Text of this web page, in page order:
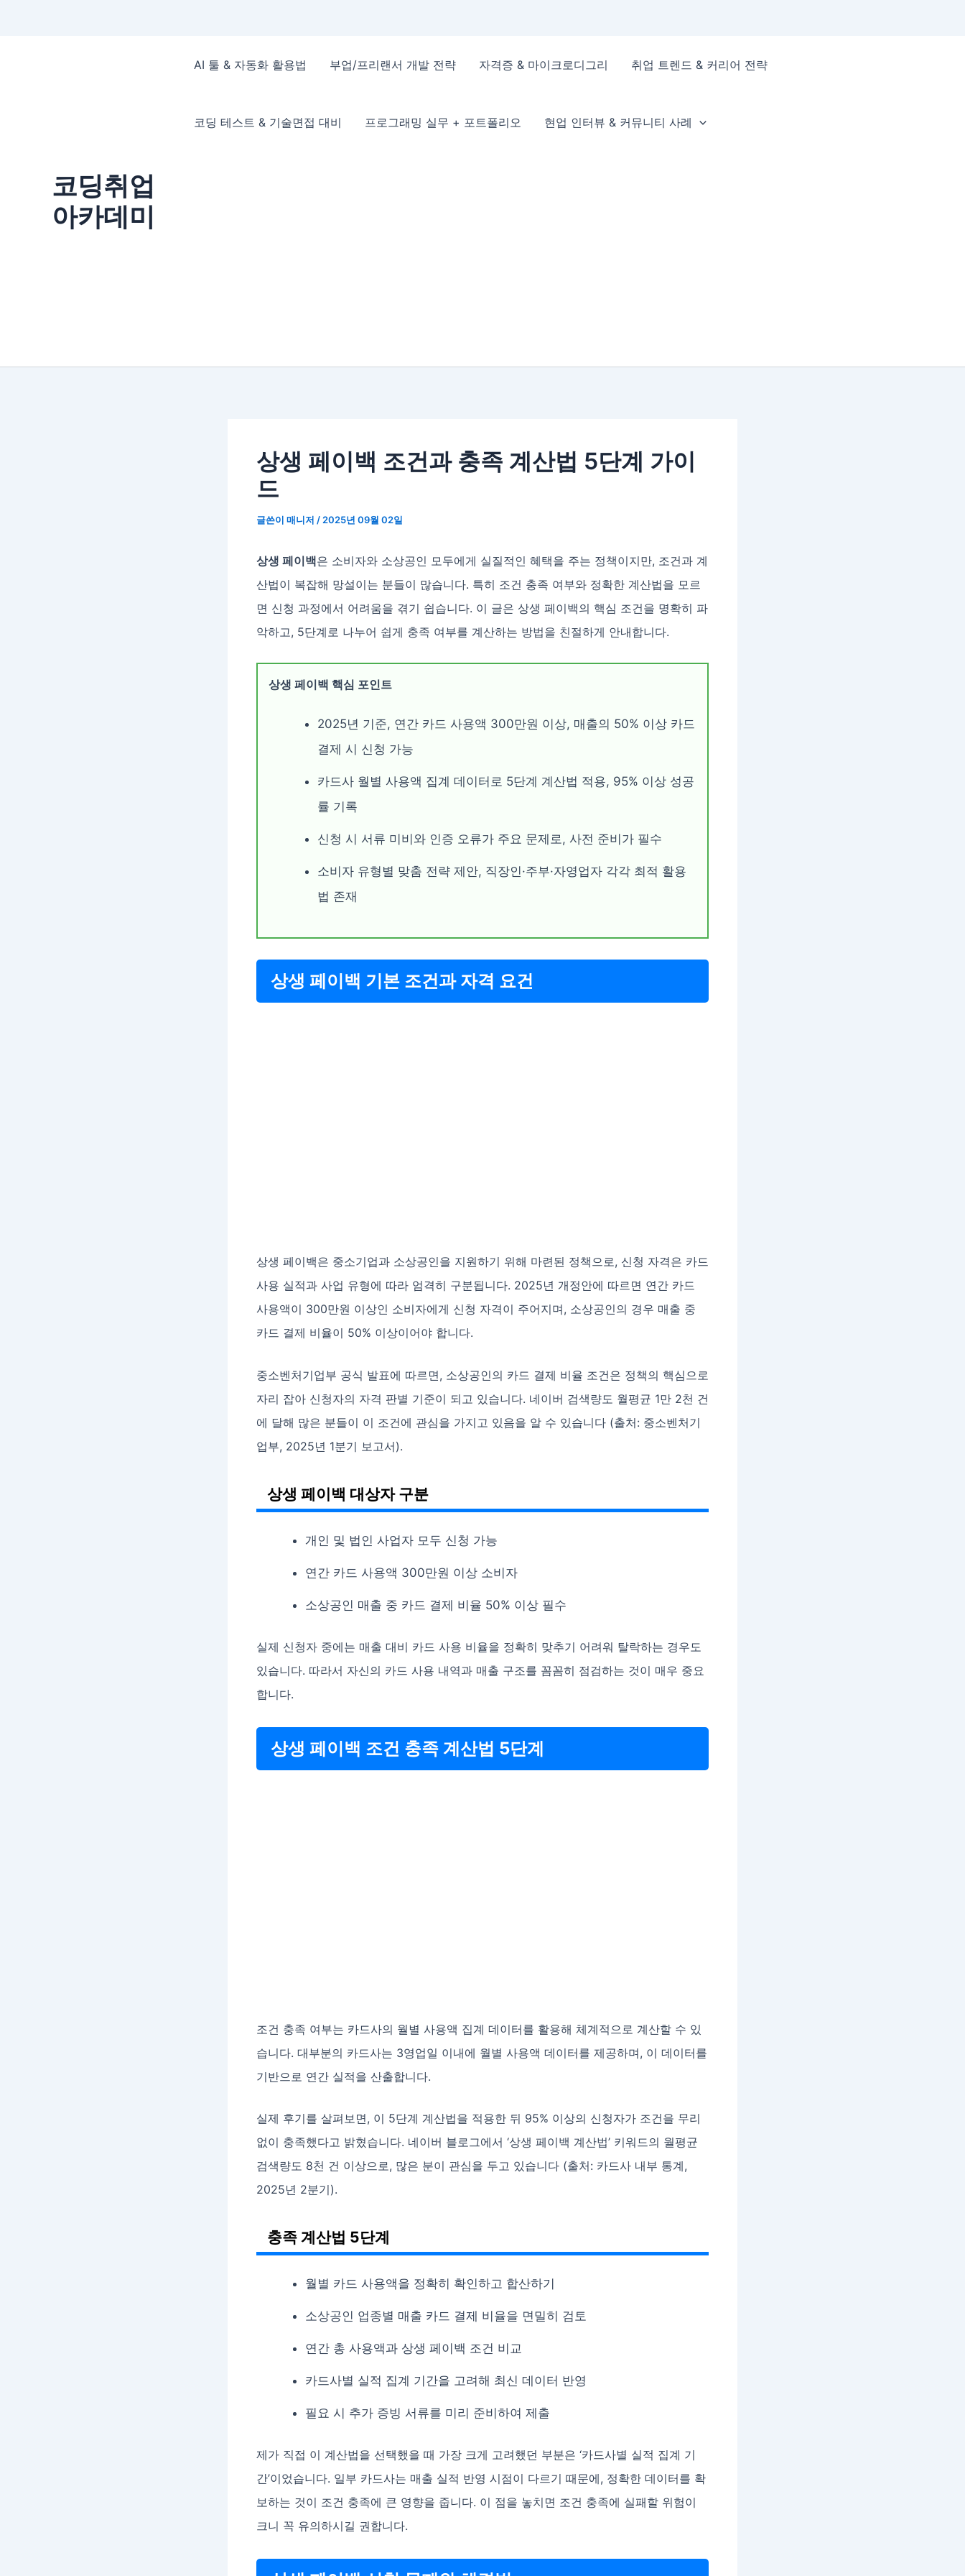
코딩취업
아카데미
AI 툴 & 자동화 활용법 부업/프리랜서 개발 전략 자격증 & 마이크로디그리 취업 트렌드 & 커리어 전략
코딩 테스트 & 기술면접 대비 프로그래밍 실무 + 포트폴리오 현업 인터뷰 & 커뮤니티 사례
상생 페이백 조건과 충족 계산법 5단계 가이
드
글쓴이 매니저 / 2025년 09월 02일
상생 페이백은 소비자와 소상공인 모두에게 실질적인 혜택을 주는 정책이지만, 조건과 계
산법이 복잡해 망설이는 분들이 많습니다. 특히 조건 충족 여부와 정확한 계산법을 모르
면 신청 과정에서 어려움을 겪기 쉽습니다. 이 글은 상생 페이백의 핵심 조건을 명확히 파
악하고, 5단계로 나누어 쉽게 충족 여부를 계산하는 방법을 친절하게 안내합니다.
상생 페이백 핵심 포인트
2025년 기준, 연간 카드 사용액 300만원 이상, 매출의 50% 이상 카드
결제 시 신청 가능
카드사 월별 사용액 집계 데이터로 5단계 계산법 적용, 95% 이상 성공
률 기록
신청 시 서류 미비와 인증 오류가 주요 문제로, 사전 준비가 필수
소비자 유형별 맞춤 전략 제안, 직장인·주부·자영업자 각각 최적 활용
법 존재
상생 페이백 기본 조건과 자격 요건
상생 페이백은 중소기업과 소상공인을 지원하기 위해 마련된 정책으로, 신청 자격은 카드
사용 실적과 사업 유형에 따라 엄격히 구분됩니다. 2025년 개정안에 따르면 연간 카드
사용액이 300만원 이상인 소비자에게 신청 자격이 주어지며, 소상공인의 경우 매출 중
카드 결제 비율이 50% 이상이어야 합니다.
중소벤처기업부 공식 발표에 따르면, 소상공인의 카드 결제 비율 조건은 정책의 핵심으로
자리 잡아 신청자의 자격 판별 기준이 되고 있습니다. 네이버 검색량도 월평균 1만 2천 건
에 달해 많은 분들이 이 조건에 관심을 가지고 있음을 알 수 있습니다 (출처: 중소벤처기
업부, 2025년 1분기 보고서).
상생 페이백 대상자 구분
개인 및 법인 사업자 모두 신청 가능
연간 카드 사용액 300만원 이상 소비자
소상공인 매출 중 카드 결제 비율 50% 이상 필수
실제 신청자 중에는 매출 대비 카드 사용 비율을 정확히 맞추기 어려워 탈락하는 경우도
있습니다. 따라서 자신의 카드 사용 내역과 매출 구조를 꼼꼼히 점검하는 것이 매우 중요
합니다.
상생 페이백 조건 충족 계산법 5단계
조건 충족 여부는 카드사의 월별 사용액 집계 데이터를 활용해 체계적으로 계산할 수 있
습니다. 대부분의 카드사는 3영업일 이내에 월별 사용액 데이터를 제공하며, 이 데이터를
기반으로 연간 실적을 산출합니다.
실제 후기를 살펴보면, 이 5단계 계산법을 적용한 뒤 95% 이상의 신청자가 조건을 무리
없이 충족했다고 밝혔습니다. 네이버 블로그에서 ‘상생 페이백 계산법’ 키워드의 월평균
검색량도 8천 건 이상으로, 많은 분이 관심을 두고 있습니다 (출처: 카드사 내부 통계,
2025년 2분기).
충족 계산법 5단계
월별 카드 사용액을 정확히 확인하고 합산하기
소상공인 업종별 매출 카드 결제 비율을 면밀히 검토
연간 총 사용액과 상생 페이백 조건 비교
카드사별 실적 집계 기간을 고려해 최신 데이터 반영
필요 시 추가 증빙 서류를 미리 준비하여 제출
제가 직접 이 계산법을 선택했을 때 가장 크게 고려했던 부분은 ‘카드사별 실적 집계 기
간’이었습니다. 일부 카드사는 매출 실적 반영 시점이 다르기 때문에, 정확한 데이터를 확
보하는 것이 조건 충족에 큰 영향을 줍니다. 이 점을 놓치면 조건 충족에 실패할 위험이
크니 꼭 유의하시길 권합니다.